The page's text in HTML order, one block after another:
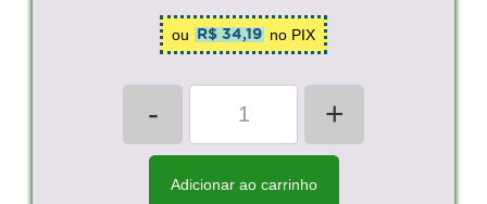
ou R$ 34,19 no PIX
- +
Adicionar ao carrinho